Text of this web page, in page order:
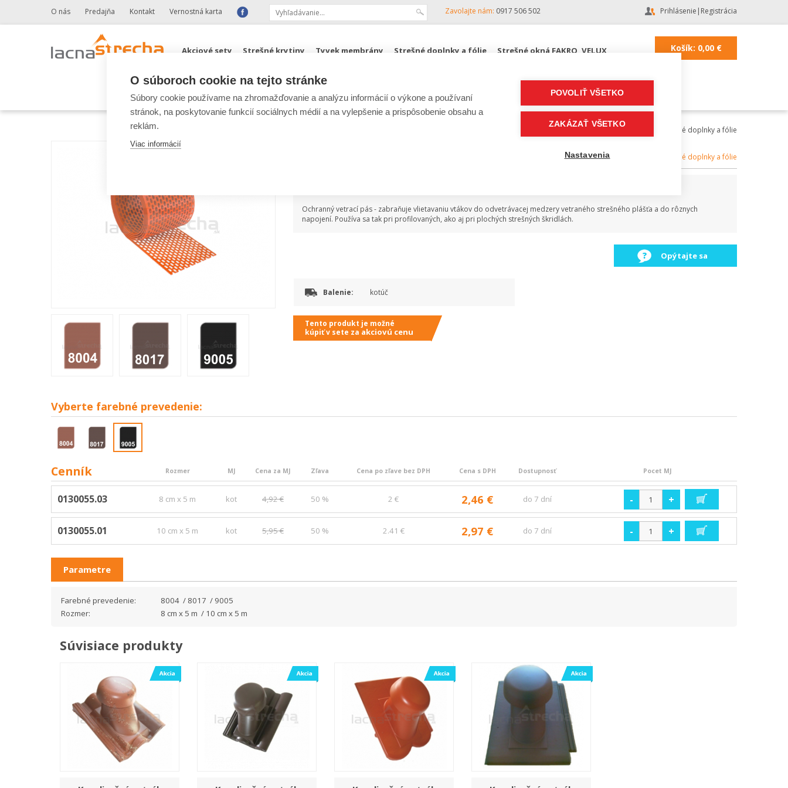
O nás Predajňa Kontakt Vernostná karta Zavolajte nám: 0917 506 502 Prihlásenie | Registrácia
Košík: 0,00€
Akciové sety Strešné krytiny Tyvek membrány Strešné doplnky a fólie Strešné okná FAKRO, VELUX
Odkvapové systémy KJG, ZENIT Podkrovné schody FAKRO
Lacná strecha Strešné doplnky a fólie
Strešné doplnky a fólie
Ochranný vetrací pás - zabraňuje vlietavaniu vtákov do odvetrávacej medzery vetraného strešného plášťa a do rôznych
napojení. Používa sa tak pri profilovaných, ako aj pri plochých strešných škridlách.
Opýtajte sa
Balenie: kotúč
Tento produkt je možné
kúpiť v sete za akciovú cenu
Vyberte farebné prevedenie:
Cenník Rozmer MJ Cena za MJ Zľava Cena po zľave bez DPH Cena s DPH Dostupnosť Pocet MJ
0130055.03 8 cm x 5 m kot 4,92 € 50 % 2 € 2,46 € do 7 dní - +
0130055.01 10 cm x 5 m kot 5,95 € 50 % 2.41 € 2,97 € do 7 dní - +
Parametre
Farebné prevedenie:
8004 / 8017 / 9005
Rozmer:
8 cm x 5 m / 10 cm x 5 m
Súvisiace produkty
O súboroch cookie na tejto stránke
Súbory cookie používame na zhromažďovanie a analýzu informácií o výkone a používaní
stránok, na poskytovanie funkcií sociálnych médií a na vylepšenie a prispôsobenie obsahu a
reklám.
Viac informácií
POVOLIŤ VŠETKO
ZAKÁZAŤ VŠETKO
Nastavenia